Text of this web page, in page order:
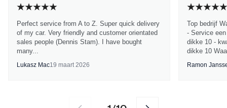
Perfect service from A to Z. Super quick delivery
of my car. Very friendly and customer orientated
sales people (Dennis Stam). I have bought
many...
Lukasz Mac19 maart 2026
Top bedrijf
- Service
dikke 10 -
dikke 10
Ramon